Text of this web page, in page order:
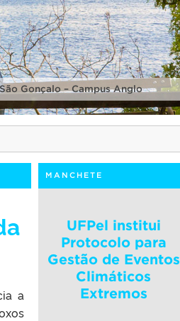
Gonçalo – Campus Anglo
a
MANCHETE
UFPel institui
Protocolo para
Gestão de Eventos
Climáticos
Extremos